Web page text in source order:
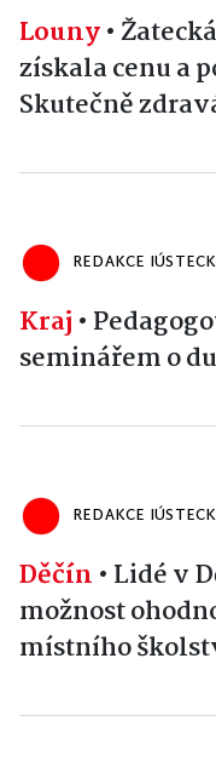
Louny•
získala cenu a
Skutečně
REDAKCE
Kraj •
seminářem o
REDAKCE
Děčín • Lidé v
možnost
místního